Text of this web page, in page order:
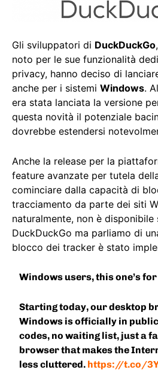
Gli sviluppatori di DuckDuckGo
noto per le sue funzionalità
privacy, hanno deciso di
anche per i sistemi Windows.
era stata lanciata la versione
questa novità il potenziale
dovrebbe estendersi
Anche la release per la
feature avanzate per tutela
cominciare dalla capacità di
tracciamento da parte dei siti
naturalmente, non è
DuckDuckGo ma parliamo di
blocco dei tracker è stato
Windows users, this one’s for
Starting today, our desktop
Windows is officially in
codes, no waiting list, just a
browser that makes the
less cluttered. https://t.co/